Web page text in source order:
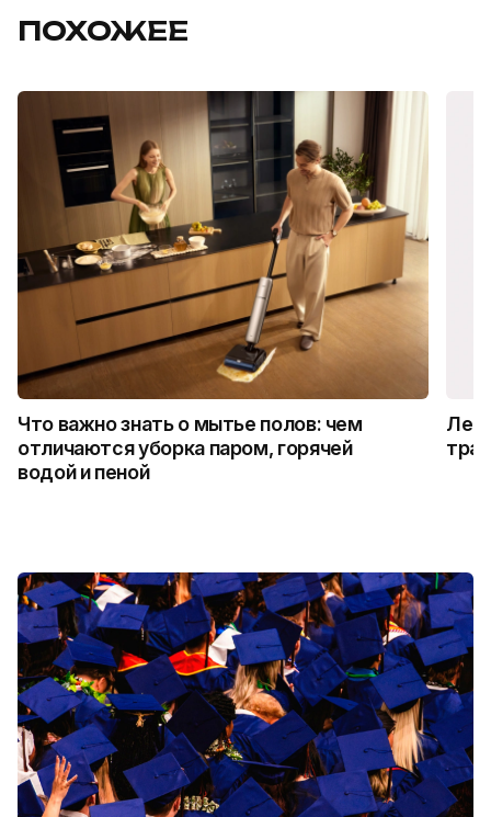
ПОХОЖЕЕ
Что важно знать о мытье полов: чем
отличаются уборка паром, горячей
водой и пеной